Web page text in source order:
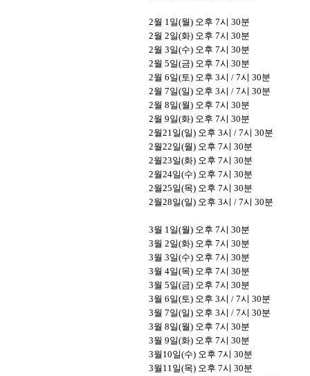
2월 1일(월) 오후 7시 30분
2월 2일(화) 오후 7시 30분
2월 3일(수) 오후 7시 30분
2월 5일(금) 오후 7시 30분
2월 6일(토) 오후 3시 / 7시 30분
2월 7일(일) 오후 3시 / 7시 30분
2월 8일(월) 오후 7시 30분
2월 9일(화) 오후 7시 30분
2월21일(일) 오후 3시 / 7시 30분
2월22일(월) 오후 7시 30분
2월23일(화) 오후 7시 30분
2월24일(수) 오후 7시 30분
2월25일(목) 오후 7시 30분
2월28일(일) 오후 3시 / 7시 30분
3월 1일(월) 오후 7시 30분
3월 2일(화) 오후 7시 30분
3월 3일(수) 오후 7시 30분
3월 4일(목) 오후 7시 30분
3월 5일(금) 오후 7시 30분
3월 6일(토) 오후 3시 / 7시 30분
3월 7일(일) 오후 3시 / 7시 30분
3월 8일(월) 오후 7시 30분
3월 9일(화) 오후 7시 30분
3월 10일(수) 오후 7시 30분
3월 11일(목) 오후 7시 30분